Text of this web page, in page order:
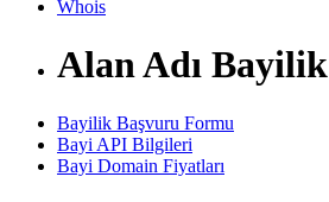
Whois
Alan Adı Bayilik
Bayilik Başvuru Formu
Bayi API Bilgileri
Bayi Domain Fiyatları